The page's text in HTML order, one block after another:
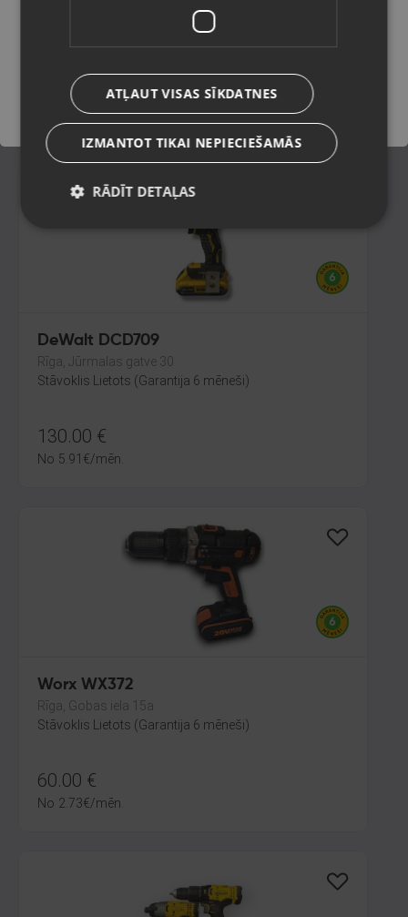
Stāvoklis Lietots (Garantija 6 mēneši)
33.00€
DeWalt DCD709
Rīga, Jūrmalas gatve 30
Stāvoklis Lietots (Garantija 6 mēneši)
130.00 €
No 5.91 €/mēn.
Worx WX372
Rīga, Gobas iela 15a
Stāvoklis Lietots (Garantija 6 mēneši)
60.00 €
No 2.73€/mēn.
Saglabāt
ATĻAUT VISAS SĪKDATNES
IZMANTOT TIKAI NEPIECIEŠAMĀS
RĀDĪT DETAĻAS